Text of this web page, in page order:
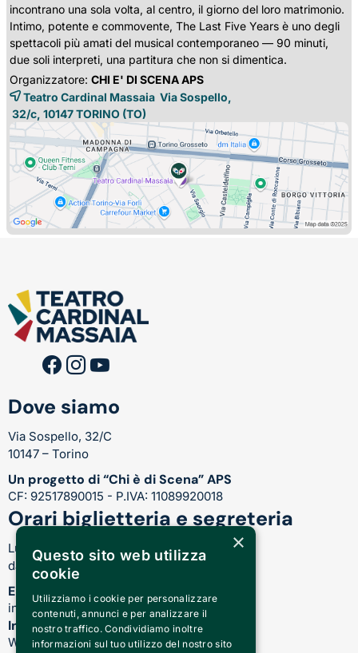
incontrano una sola volta, al centro, il giorno del loro matrimonio.
Intimo, potente e commovente, The Last Five Years è uno degli
spettacoli più amati del musical contemporaneo — 90 minuti,
due soli interpreti, una partitura che non si dimentica.
Organizzatore: CHI E' DI SCENA APS
Teatro Cardinal Massaia Via Sospello,
32/c, 10147 TORINO (TO)
Dove siamo
Via Sospello, 32/C
10147 – Torino
Un progetto di “Chi è di Scena” APS
CF: 92517890015 - P.IVA: 11089920018
Orari biglietteria e segreteria
Lunedì-Venerdì:
dalle 17.00 alle 21.00
Email
info@teatrocardinalmassaia.com
Informazioni su spettacoli e teatro
WhatsApp: 344 410 4477
×
Questo sito web utilizza
cookie
Utilizziamo i cookie per personalizzare
contenuti, annunci e per analizzare il
nostro traffico. Condividiamo inoltre
informazioni sul tuo utilizzo del nostro sito